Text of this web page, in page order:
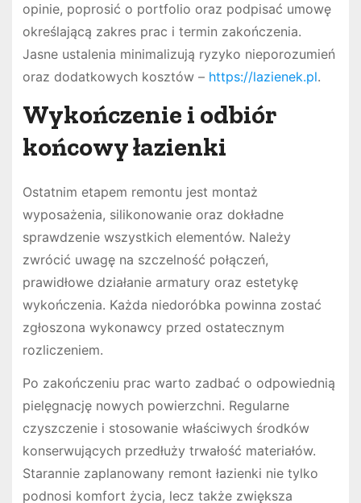
opinie, poprosić o portfolio oraz podpisać umowę
określającą zakres prac i termin zakończenia.
Jasne ustalenia minimalizują ryzyko nieporozumień
oraz dodatkowych kosztów – https://lazienek.pl.
Wykończenie i odbiór
końcowy łazienki
Ostatnim etapem remontu jest montaż
wyposażenia, silikonowanie oraz dokładne
sprawdzenie wszystkich elementów. Należy
zwrócić uwagę na szczelność połączeń,
prawidłowe działanie armatury oraz estetykę
wykończenia. Każda niedoróbka powinna zostać
zgłoszona wykonawcy przed ostatecznym
rozliczeniem.
Po zakończeniu prac warto zadbać o odpowiednią
pielęgnację nowych powierzchni. Regularne
czyszczenie i stosowanie właściwych środków
konserwujących przedłuży trwałość materiałów.
Starannie zaplanowany remont łazienki nie tylko
podnosi komfort życia, lecz także zwiększa